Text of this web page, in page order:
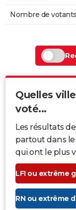
Nombre de votants
Quelles
voté...
Les résultats
partout dans le
qui ont le plus
LFI ou extrême
RN ou extrême